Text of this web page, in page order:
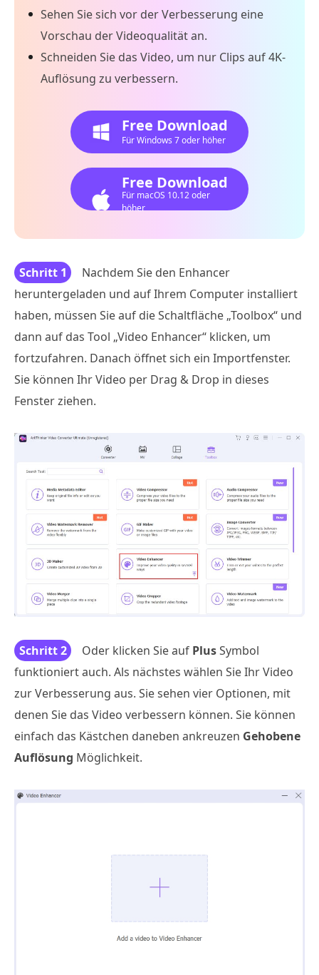
Sehen Sie sich vor der Verbesserung eine
Vorschau der Videoqualität an.
Schneiden Sie das Video, um nur Clips auf 4K-
Auflösung zu verbessern.
Free Download
Für Windows 7 oder höher
Free Download
Für macOS 10.12 oder
höher
Schritt 1
Nachdem Sie den Enhancer
heruntergeladen und auf Ihrem Computer installiert
haben, müssen Sie auf die Schaltfläche „Toolbox“ und
dann auf das Tool „Video Enhancer“ klicken, um
fortzufahren. Danach öffnet sich ein Importfenster.
Sie können Ihr Video per Drag & Drop in dieses
Fenster ziehen.
Schritt 2 Oder klicken Sie auf PlusSymbol
funktioniert auch. Als nächstes wählen Sie Ihr Video
zur Verbesserung aus. Sie sehen vier Optionen, mit
denen Sie das Video verbessern können. Sie können
einfach das Kästchen daneben ankreuzen Gehobene
Auflösung Möglichkeit.